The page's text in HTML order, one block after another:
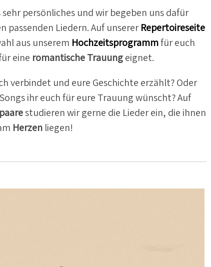
persön­liches und wir begeben uns dafür
passenden Liedern. Auf unsererReper­toire­seite
aus unserem Hochzeits­pro­grammfür euch
eine roman­tischeTrauungeignet.
verbindet und eure Geschichte erzählt? Oder
ihr euch für eure Trauung wünscht? Auf
studieren wir gerne die Lieder ein, die ihnen
Herzen liegen!